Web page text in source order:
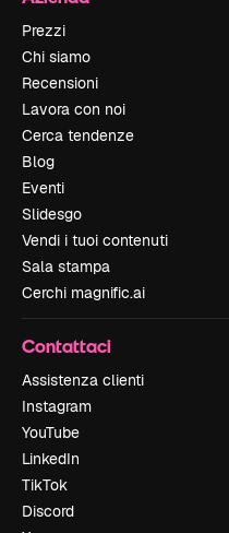
Prezzi
Chi siamo
Recensioni
Lavora con noi
Cerca tendenze
Blog
Eventi
Slidesgo
Vendi i tuoi contenuti
Sala stampa
Cerchi magnific.ai
Contattaci
Assistenza clienti
Instagram
YouTube
LinkedIn
TikTok
Discord